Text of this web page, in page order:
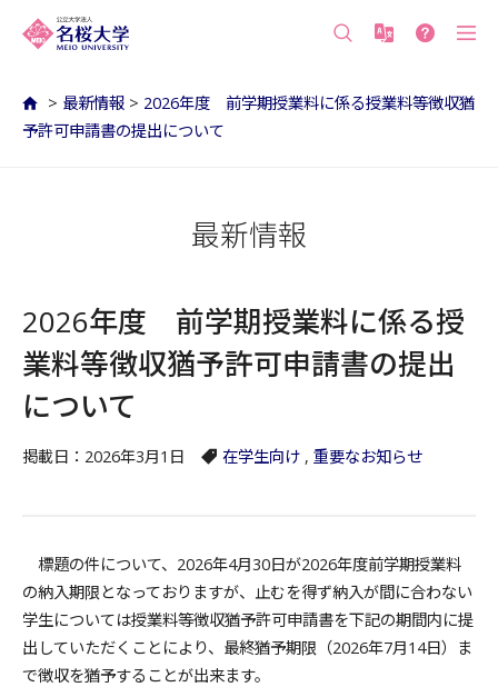
> 最新情報 > 2026年度 前学期授業料に係る授業料等徴収猶
予許可申請書の提出について
最新情報
2026年度 前学期授業料に係る授
業料等徴収猶予許可申請書の提出
について
掲載日：2026年3月1日 在学生向け , 重要なお知らせ
標題の件について、2026年4月30日が2026年度前学期授業料
の納入期限となっておりますが、止むを得ず納入が間に合わない
学生については授業料等徴収猶予許可申請書を下記の期間内に提
出していただくことにより、最終猶予期限（2026年7月14日）ま
で徴収を猶予することが出来ます。